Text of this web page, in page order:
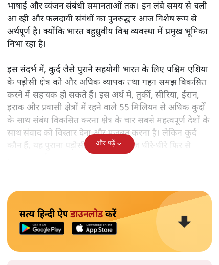
भाषाई और व्यंजन संबंधी समानताओं तक। इन लंबे समय से चली
आ रही और फलदायी संबंधों का पुनरुद्धार आज विशेष रूप से
अर्थपूर्ण है। क्योंकि भारत बहुध्रुवीय विश्व व्यवस्था में प्रमुख भूमिका
निभा रहा है।
इस संदर्भ में, कुर्द जैसे पुराने सहयोगी भारत के लिए पश्चिम एशिया
के पड़ोसी क्षेत्र को और अधिक व्यापक तथा गहन समझ विकसित
करने में सहायक हो सकते हैं। इस अर्थ में, तुर्की, सीरिया, ईरान,
इराक और प्रवासी क्षेत्रों में रहने वाले 55 मिलियन से अधिक कुर्दों
के साथ संबंध विकसित करना क्षेत्र के चार सबसे महत्वपूर्ण देशों के
साथ संवाद को विस्तार देना और मजबूत करना है। लेकिन कुर्द
कौन हैं, यह पुराना पड़ोसी जिसे भारत आज धीरे-धीरे फिर से
और पढ़ें
सत्य हिन्दी ऐपडाउनलोडकरें